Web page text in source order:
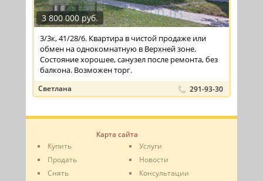
3 800 000 руб.
3/3к, 41/28/6. Квартира в чистой продаже или
обмен на однокомнатную в Верхней зоне.
Состояние хорошее, санузел после ремонта, без
балкона. Возможен торг.
Светлана 291-93-30
Карта сайта
Купить
Продать
Снять
Услуги
Новости
Консультации